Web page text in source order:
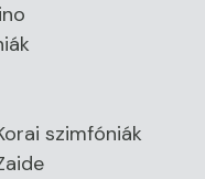
szimfóniák